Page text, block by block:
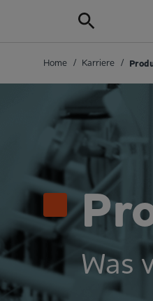
Home / Karriere /
Was